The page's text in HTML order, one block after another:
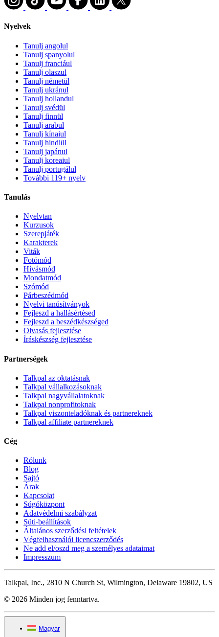
Nyelvek
Tanulj angolul
Tanulj spanyolul
Tanulj franciául
Tanulj olaszul
Tanulj németül
Tanulj ukránul
Tanulj hollandul
Tanulj svédül
Tanulj finnül
Tanulj arabul
Tanulj kínaiul
Tanulj hindiül
Tanulj japánul
Tanulj koreaiul
Tanulj portugálul
További 119+ nyelv
Tanulás
Nyelvtan
Kurzusok
Szerepjáték
Karakterek
Viták
Fotómód
Hívásmód
Mondatmód
Szómód
Párbeszédmód
Nyelvi tanúsítványok
Fejleszd a hallásértésed
Fejleszd a beszédkészséged
Olvasás fejlesztése
Íráskészség fejlesztése
Partnerségek
Talkpal az oktatásnak
Talkpal vállalkozásoknak
Talkpal nagyvállalatoknak
Talkpal nonprofitoknak
Talkpal viszonteladóknak és partnereknek
Talkpal affiliate partnereknek
Cég
Rólunk
Blog
Sajtó
Árak
Kapcsolat
Súgóközpont
Adatvédelmi szabályzat
Süti-beállítások
Általános szerződési feltételek
Végfelhasználói licencszerződés
Ne add el/oszd meg a személyes adataimat
Impresszum
Talkpal, Inc., 2810 N Church St, Wilmington, Delaware 19802, US
© 2026 Minden jog fenntartva.
Magyar